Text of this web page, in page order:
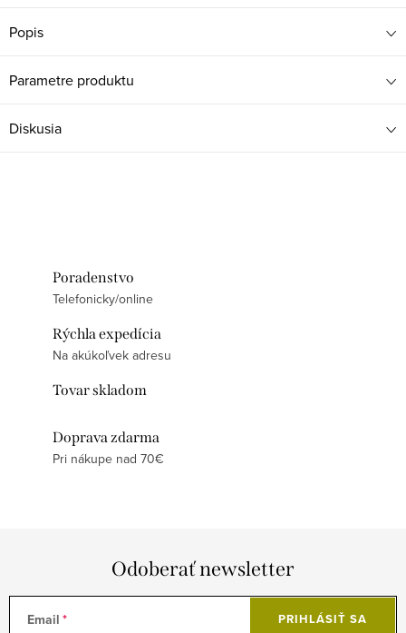
Popis
Parametre produktu
Diskusia
Poradenstvo
Telefonicky/online
Rýchla expedícia
Na akúkoľvek adresu
Tovar skladom
Doprava zdarma
Pri nákupe nad 70€
Odoberať newsletter
Email PRIHLÁSIŤ SA